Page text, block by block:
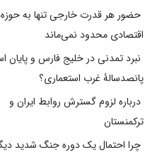
حضور هر قدرت خارجی تنها به
اقتصادی محدود نمی‌ماند
نبرد تمدنی در خلیج فارس و پایان
پانصدسالۀ غرب استعماری؟
درباره لزوم گسترش روابط ایران و
ترکمنستان
چرا احتمال یک دوره جنگ شدید